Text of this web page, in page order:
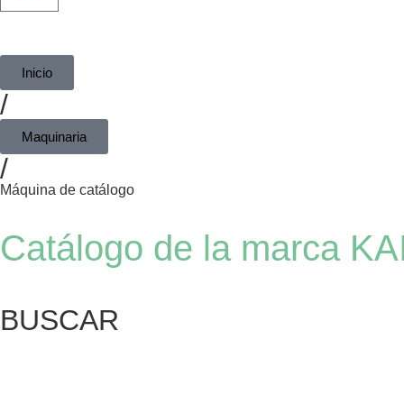
Inicio
/
Maquinaria
/
Máquina de catálogo
Catálogo de la marca
BUSCAR